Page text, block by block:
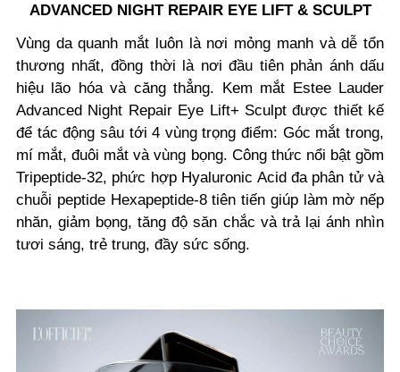
ADVANCED NIGHT REPAIR EYE LIFT & SCULPT
Vùng da quanh mắt luôn là nơi mỏng manh và dễ tổn
thương nhất, đồng thời là nơi đầu tiên phản ánh dấu
hiệu lão hóa và căng thẳng. Kem mắt Estee Lauder
Advanced Night Repair Eye Lift+ Sculpt được thiết kế
để tác động sâu tới 4 vùng trọng điểm: Góc mắt trong,
mí mắt, đuôi mắt và vùng bọng. Công thức nổi bật gồm
Tripeptide-32, phức hợp Hyaluronic Acid đa phân tử và
chuỗi peptide Hexapeptide-8 tiên tiến giúp làm mờ nếp
nhăn, giảm bọng, tăng độ săn chắc và trả lại ánh nhìn
tươi sáng, trẻ trung, đầy sức sống.